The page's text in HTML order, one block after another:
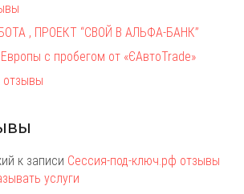
, ПРОЕКТ “СВОЙ В АЛЬФА-БАНК”
с пробегом от «ЄАвтоTrаde»
отзывы
к записи Сессия-под-ключ.рф отзывы
услуги